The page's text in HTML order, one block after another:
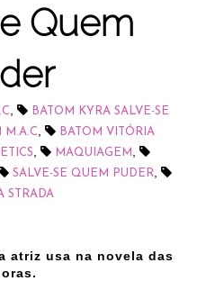
Quem
,
BATOM KYRA SALVE-SE
M.A.C,
BATOM VITÓRIA
, MAQUIAGEM ,
SALVE-SE QUEM PUDER,
STRADA
atriz usa na novela das